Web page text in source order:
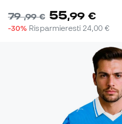
79,99 € 55,99 €
-30% Risparmieresti 24,00 €